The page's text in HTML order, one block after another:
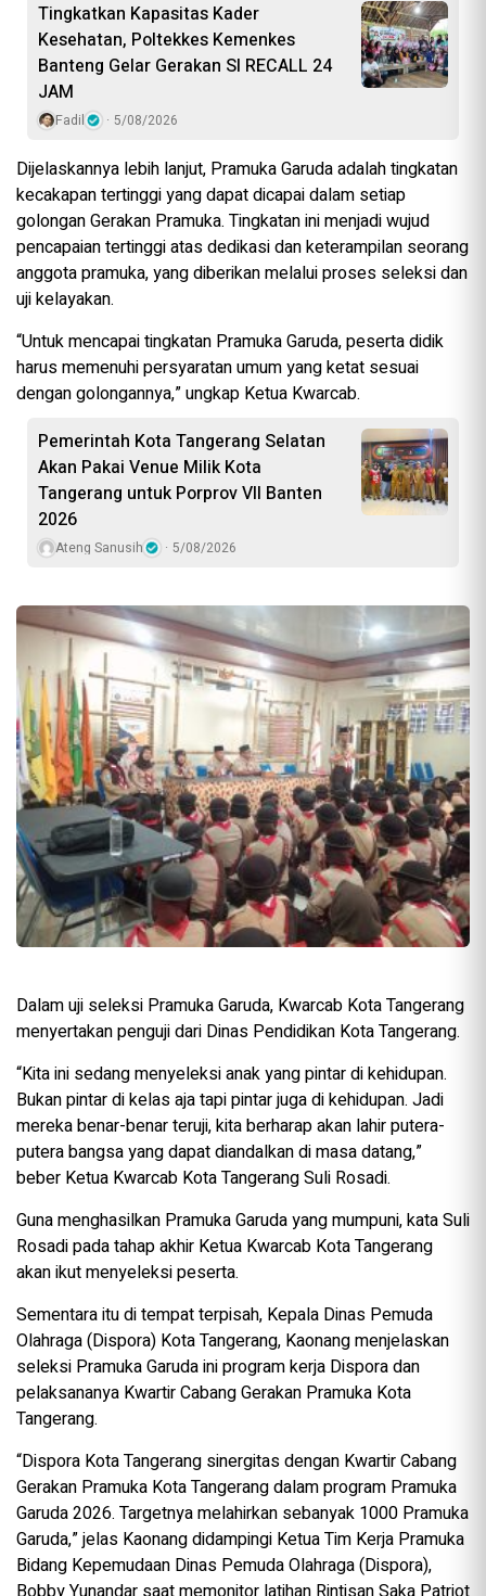
Tingkatkan Kapasitas Kader
Kesehatan, Poltekkes Kemenkes
Banteng Gelar Gerakan SI RECALL 24
JAM
Fadil 5/08/2026
Dijelaskannya lebih lanjut, Pramuka Garuda adalah tingkatan
kecakapan tertinggi yang dapat dicapai dalam setiap
golongan Gerakan Pramuka. Tingkatan ini menjadi wujud
pencapaian tertinggi atas dedikasi dan keterampilan seorang
anggota pramuka, yang diberikan melalui proses seleksi dan
uji kelayakan.
“Untuk mencapai tingkatan Pramuka Garuda, peserta didik
harus memenuhi persyaratan umum yang ketat sesuai
dengan golongannya,” ungkap Ketua Kwarcab.
Pemerintah Kota Tangerang Selatan
Akan Pakai Venue Milik Kota
Tangerang untuk Porprov VII Banten
2026
Ateng Sanusih 5/08/2026
Dalam uji seleksi Pramuka Garuda, Kwarcab Kota Tangerang
menyertakan penguji dari Dinas Pendidikan Kota Tangerang.
“Kita ini sedang menyeleksi anak yang pintar di kehidupan.
Bukan pintar di kelas aja tapi pintar juga di kehidupan. Jadi
mereka benar-benar teruji, kita berharap akan lahir putera-
putera bangsa yang dapat diandalkan di masa datang,”
beber Ketua Kwarcab Kota Tangerang Suli Rosadi.
Guna menghasilkan Pramuka Garuda yang mumpuni, kata Suli
Rosadi pada tahap akhir Ketua Kwarcab Kota Tangerang
akan ikut menyeleksi peserta.
Sementara itu di tempat terpisah, Kepala Dinas Pemuda
Olahraga (Dispora) Kota Tangerang, Kaonang menjelaskan
seleksi Pramuka Garuda ini program kerja Dispora dan
pelaksananya Kwartir Cabang Gerakan Pramuka Kota
Tangerang.
“Dispora Kota Tangerang sinergitas dengan Kwartir Cabang
Gerakan Pramuka Kota Tangerang dalam program Pramuka
Garuda 2026. Targetnya melahirkan sebanyak 1000 Pramuka
Garuda,” jelas Kaonang didampingi Ketua Tim Kerja Pramuka
Bidang Kepemudaan Dinas Pemuda Olahraga (Dispora),